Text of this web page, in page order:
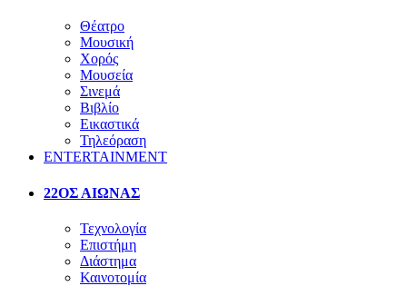
Θέατρο
Μουσική
Χορός
Μουσεία
Σινεμά
Βιβλίο
Εικαστικά
Τηλεόραση
ENTERTAINMENT
22ΟΣ ΑΙΩΝΑΣ
Τεχνολογία
Επιστήμη
Διάστημα
Καινοτομία